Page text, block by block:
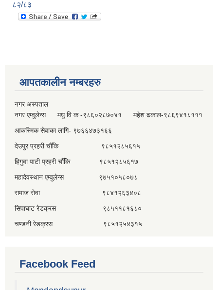
८२/८३
आपतकालीन नम्बरहरु
नगर अस्पताल
नगर एम्वुलेन्स मधु वि.क.-९८६०२८७०४१ महेश ढकाल-९८६९४१८१११
आकस्मिक सेवाका लागि- ९७६६४७३१६६
देउपुर प्रहरी चौँकि ९८५१२८५६१५
हिगुवा पाटी प्रहरी चौँकि ९८५१२८५६१७
महादेवस्थान एम्वुलेन्स ९७५१०५८०७८
समाज सेवा ९८४१२६३४०८
सिपाघाट रेडक्रस ९८५११८१६८०
चण्डनी रेडक्रस ९८५१२५४३१५
Facebook Feed